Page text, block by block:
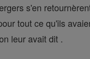
s'en
tout ce qu'ils
leur avait dit .